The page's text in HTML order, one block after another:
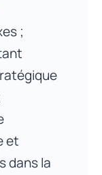
;
et
dans la